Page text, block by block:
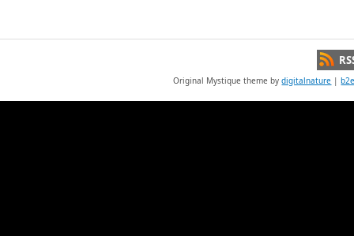
Original Mystique theme bydigitalnature |